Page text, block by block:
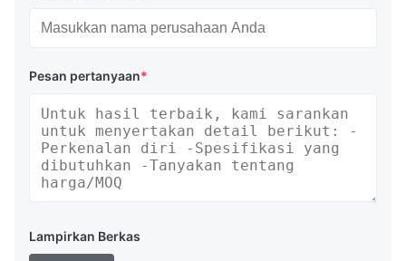
Pesan pertanyaan*
Lampirkan Berkas